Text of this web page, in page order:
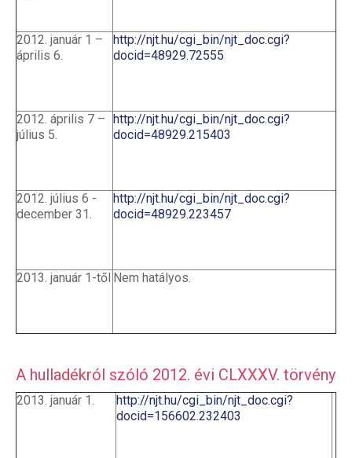
2012. január 1 –
április 6.
http://njt.hu/cgi_bin/njt_doc.cgi?
docid=48929.72555
2012. április 7 –
július 5.
http://njt.hu/cgi_bin/njt_doc.cgi?
docid=48929.215403
2012. július 6 -
december 31.
http://njt.hu/cgi_bin/njt_doc.cgi?
docid=48929.223457
2013. január 1-től Nem hatályos.
A hulladékról szóló 2012. évi CLXXXV. törvény
2013. január 1.
http://njt.hu/cgi_bin/njt_doc.cgi?
docid=156602.232403